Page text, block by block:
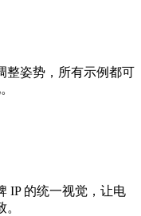
整姿势，所有示例都可
IP 的统一视觉，让电